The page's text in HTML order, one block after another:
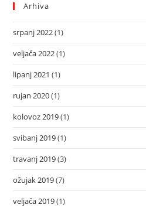
Arhiva
srpanj 2022(1)
veljača 2022(1)
lipanj 2021 (1)
rujan 2020(1)
kolovoz 2019(1)
svibanj 2019(1)
travanj 2019(3)
ožujak 2019(7)
veljača 2019(1)